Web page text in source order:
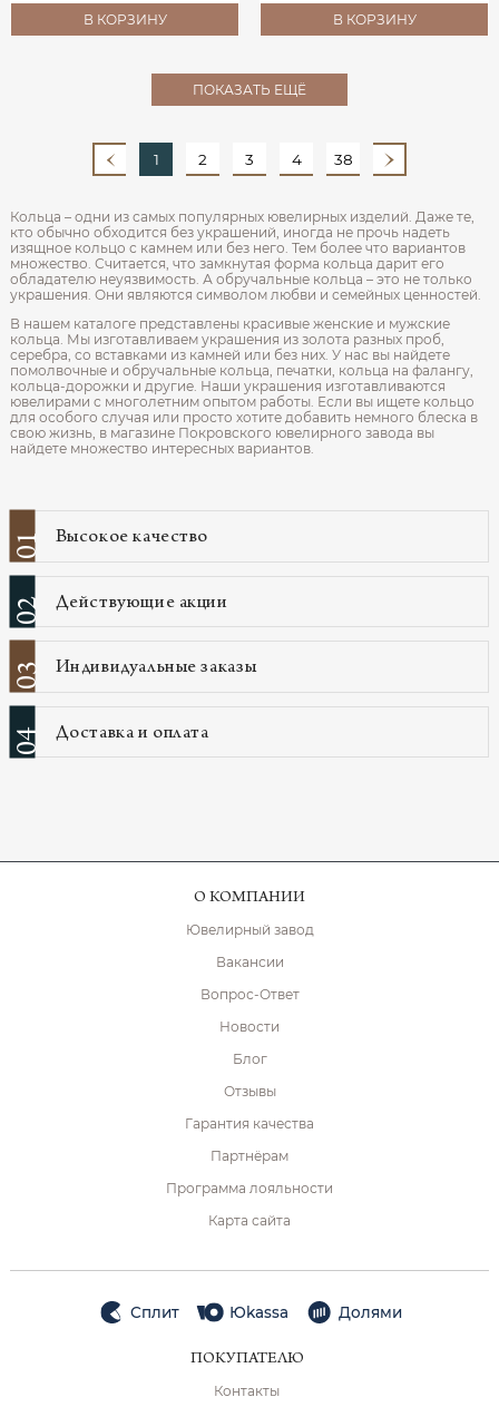
В КОРЗИНУ В КОРЗИНУ
ПОКАЗАТЬ ЕЩЁ
1 2 3 4 38
Кольца – одни из самых популярных ювелирных изделий. Даже те,
кто обычно обходится без украшений, иногда не прочь надеть
изящное кольцо с камнем или без него. Тем более что вариантов
множество. Считается, что замкнутая форма кольца дарит его
обладателю неуязвимость. А обручальные кольца – это не только
украшения. Они являются символом любви и семейных ценностей.
В нашем каталоге представлены красивые женские и мужские
кольца. Мы изготавливаем украшения из золота разных проб,
серебра, со вставками из камней или без них. У нас вы найдете
помолвочные и обручальные кольца, печатки, кольца на фалангу,
кольца-дорожки и другие. Наши украшения изготавливаются
ювелирами с многолетним опытом работы. Если вы ищете кольцо
для особого случая или просто хотите добавить немного блеска в
свою жизнь, в магазине Покровского ювелирного завода вы
найдете множество интересных вариантов.
01 Высокое качество
02 Действующие акции
03 Индивидуальные заказы
04 Доставка и оплата
О КОМПАНИИ
Ювелирный завод
Вакансии
Вопрос-Ответ
Новости
Блог
Отзывы
Гарантия качества
Партнёрам
Программа лояльности
Карта сайта
Сплит Юkassa Долями
ПОКУПАТЕЛЮ
Контакты